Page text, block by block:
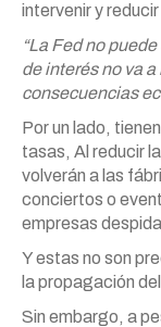
intervenir y
“La Fed no
de interés no va
consecuencias
Por un lado,
tasas, Al reducir
volverán a las
conciertos o
empresas
Y estas no son
la propagación
Sin embargo, a